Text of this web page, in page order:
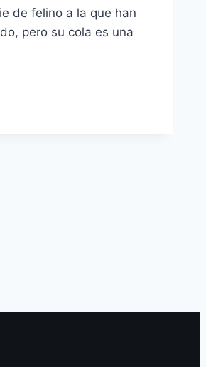
de felino a la que han
pero su cola es una